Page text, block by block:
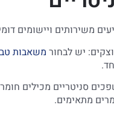
משירותים ויישומים
יש לבחור משאבות
מתאימים.